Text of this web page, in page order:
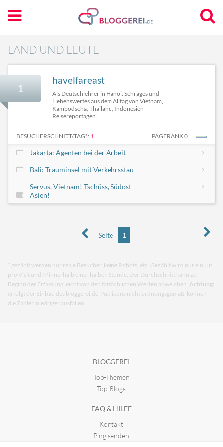
LAND UND LEUTE
1
havelfareast
Als Deutschlehrer in Hanoi: Schräges und
Liebenswertes aus dem Alltag von Vietnam,
Kambodscha, Thailand, Indonesien -
Reisereportagen.
BESUCHERSCHNITT/TAG*: 1 PAGERANK 0
Jakarta: Agenten bei der Arbeit
Bali: Trauminsel mit Verkehrsstau
Servus, Vietnam! Tschüss, Südost-
Asien!
Seite 1
* gezählt werden nur reale Besucher, keine Robots, etc. Gezählt wird nur ein Hit
pro Visit und IP innerhalb einer halben Stunde. Der Durchschnitt kann zu
Beginn der Erfassung leicht von den tatsächlichen Werten abweichen. Achtung:
erfolgt der Einbau des bloggerei.de-Publicons nicht ordnungsgemäß, können
die Zahlen niedriger ausfallen.
BLOGGEREI
Top-Themen
Top-Blogs
FAQ & HILFE
Kontakt
Ping senden